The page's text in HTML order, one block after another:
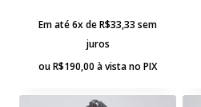
Em até 6x deR$33,33 sem
juros
ouR$190,00 à vista no PIX